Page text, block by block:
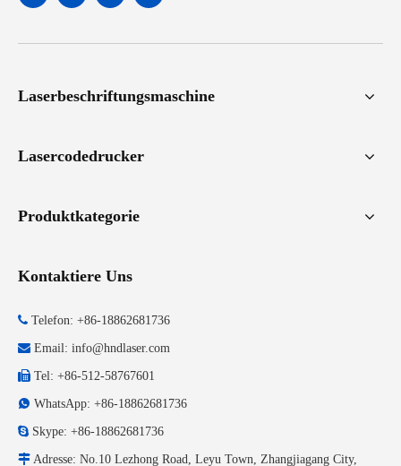
Laserbeschriftungsmaschine
Lasercodedrucker
Produktkategorie
Kontaktiere Uns
 Telefon: +86-18862681736
 Email: info@hndlaser.com
 Tel: +86-512-58767601
 WhatsApp: +86-18862681736
 Skype: +86-18862681736
 Adresse: No.10 Lezhong Road, Leyu Town, Zhangjiagang City,